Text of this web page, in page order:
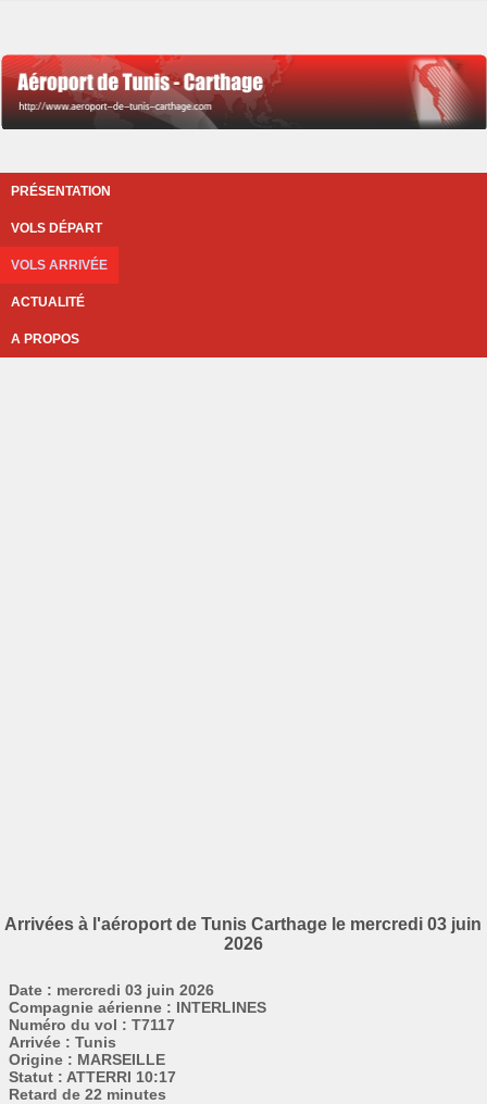
PRÉSENTATION
VOLS DÉPART
VOLS ARRIVÉE
ACTUALITÉ
A PROPOS
Arrivées à l'aéroport de Tunis Carthage le mercredi 03 juin
2026
Date : mercredi 03 juin 2026
Compagnie aérienne : INTERLINES
Numéro du vol : T7117
Arrivée : Tunis
Origine : MARSEILLE
Statut : ATTERRI 10:17
Retard de 22 minutes